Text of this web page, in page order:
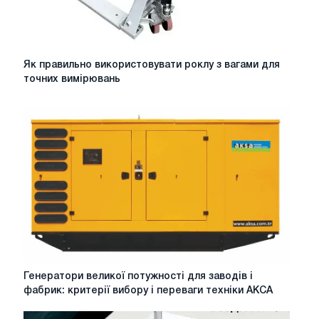
Як
вагами
для
точних
вимірювань
Як правильно використовувати роклу з вагами для
точних вимірювань
Генератори
великої
Генератори великої потужності для заводів і
фабрик: критерії вибору і переваги техніки АКСА